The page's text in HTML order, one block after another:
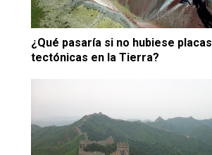
¿Qué pasaría si no hubiese placas
tectónicas en la Tierra?